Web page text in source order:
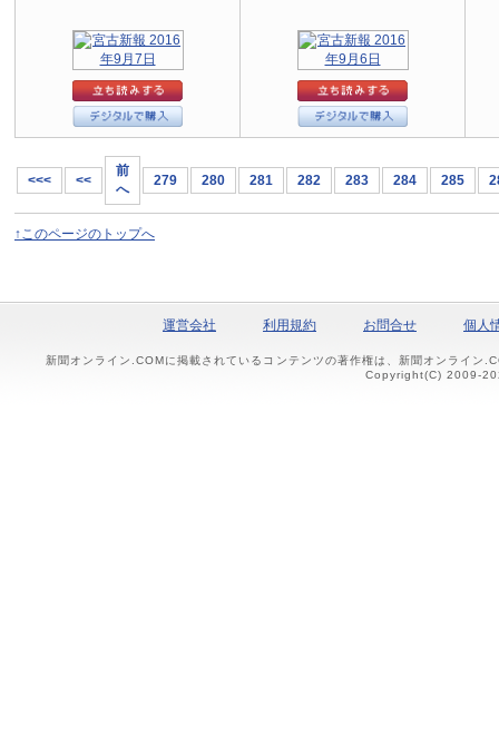
<<< <<
前
へ
279 280 281 282 283 284 285
↑このページのトップへ
運営会社 利用規約 お問合せ 個人
新聞オンライン.COMに掲載されているコンテンツの著作権は、新聞オンライン
Copyright(C) 2009-